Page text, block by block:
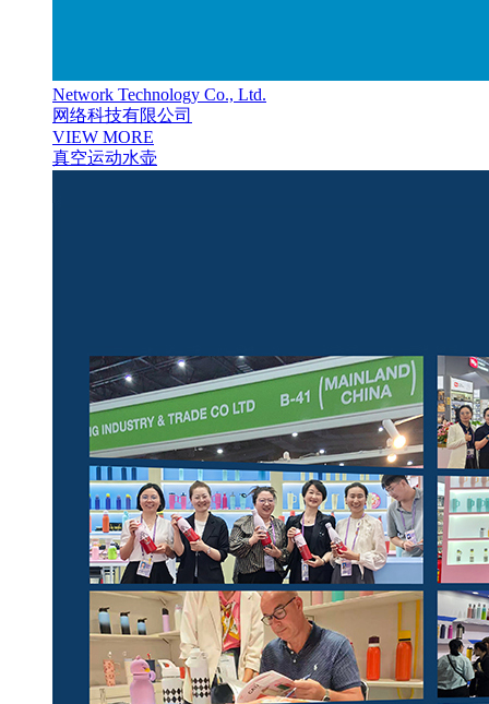
Network Technology Co., Ltd.
网络科技有限公司
VIEW MORE
真空运动水壶